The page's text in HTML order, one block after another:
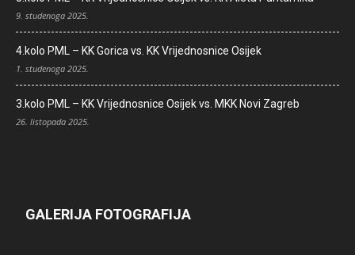
9. studenoga 2025.
4.kolo PML – KK Gorica vs. KK Vrijednosnice Osijek
1. studenoga 2025.
3.kolo PML – KK Vrijednosnice Osijek vs. MKK Novi Zagreb
26. listopada 2025.
GALERIJA FOTOGRAFIJA